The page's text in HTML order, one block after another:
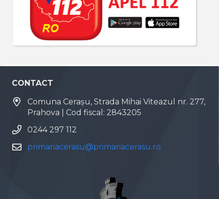
CONTACT
Comuna Cerașu, Strada Mihai Viteazul nr. 277,
Prahova | Cod fiscal: 2843205
0244 297 112
primariacerasu@primariacerasu.ro